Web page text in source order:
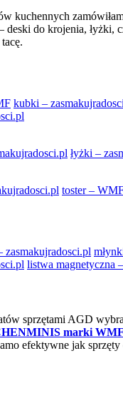
kuchennych
deski do krojenia, łyżki,
kubki –
łyżki –
toster –
zasmakujradosci.pl
listwa magnetyczna
sprzętami AGD
marki WMF
efektywne jak